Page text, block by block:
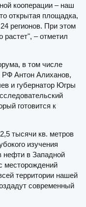
кооперации – наш
открытая площадка,
регионов. При этом
растет", – отметил
в том числе
РФ Антон Алиханов,
и губернатор Югры
готовится к
тысячи кв. метров
изучения
нефти в Западной
месторождений
территории нашей
современный